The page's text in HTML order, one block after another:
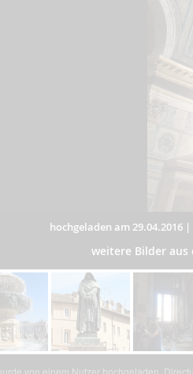
hochgeladen am 29.04.2016 |
weitere Bilder aus
von einem Nutzer hochgeladen.